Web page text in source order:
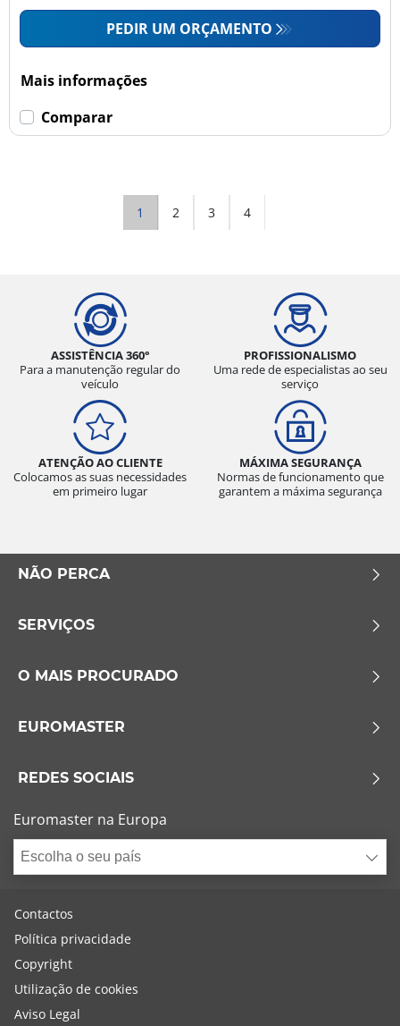
PEDIR UM ORÇAMENTO
Mais informações
Comparar
1 2 3 4
ASSISTÊNCIA 360°
Para a manutenção regular do
veículo
PROFISSIONALISMO
Uma rede de especialistas ao seu
serviço
ATENÇÃO AO CLIENTE
Colocamos as suas necessidades
em primeiro lugar
MÁXIMA SEGURANÇA
Normas de funcionamento que
garantem a máxima segurança
NÃO PERCA
SERVIÇOS
O MAIS PROCURADO
EUROMASTER
REDES SOCIAIS
Euromaster na Europa
Escolha o seu país
Contactos
Política privacidade
Copyright
Utilização de cookies
Aviso Legal